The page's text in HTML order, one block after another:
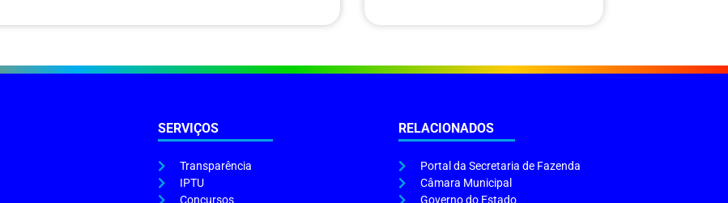
SERVIÇOS
Transparência
IPTU
Concursos
RELACIONADOS
Portal da Secretaria de Fazenda
Câmara Municipal
Governo do Estado